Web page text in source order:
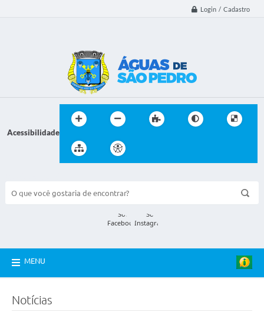
Login / Cadastro
Acessibilidade
MENU
Notícias